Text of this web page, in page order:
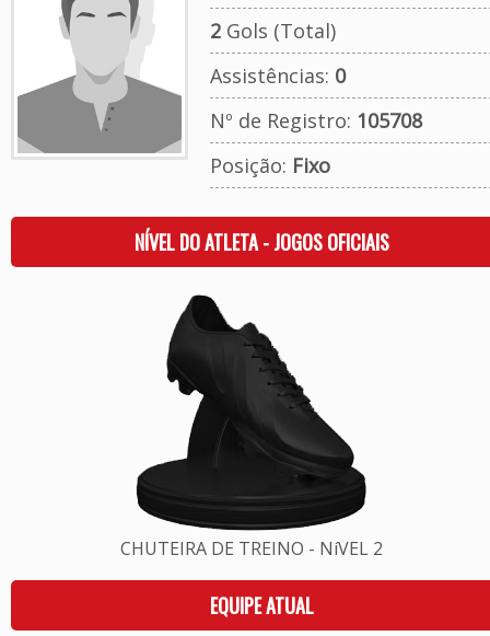
2Gols (Total)
Assistências: 0
Nº de Registro: 105708
Posição: Fixo
NÍVEL DO ATLETA - JOGOS OFICIAIS
CHUTEIRA DE TREINO - NíVEL 2
EQUIPE ATUAL